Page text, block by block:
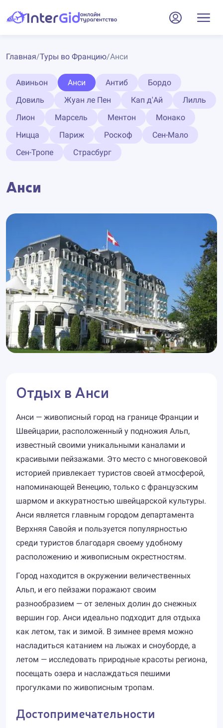
Главная/Туры во Францию/Анси
Авиньон Анси Антиб
Бордо
Довиль
Жуан ле Пен Кап д'Ай
Лилль
Лион
Марсель Ментон
Монако
Ницца
Париж Роскоф
Сен-Мало
Сен-Тропе
Страсбург
Анси
Отдых в Анси
Анси — живописный город на границе Франции и
Швейцарии, расположенный у подножия Альп,
известный своими уникальными каналами и
красивыми пейзажами. Это место с многовековой
историей привлекает туристов своей атмосферой,
напоминающей Венецию, только с французским
шармом и аккуратностью швейцарской культуры.
Анси является главным городом департамента
Верхняя Савойя и пользуется популярностью
среди туристов благодаря своему удобному
расположению и живописным окрестностям.
Город находится в окружении величественных
Альп, и его пейзажи поражают своим
разнообразием — от зеленых долин до снежных
вершин гор. Анси идеально подходит для отдыха
как летом, так и зимой. В зимнее время можно
насладиться катанием на лыжах и сноуборде, а
летом — исследовать природные красоты региона,
посещать озера и наслаждаться пешими
прогулками по живописным тропам.
Достопримечательности